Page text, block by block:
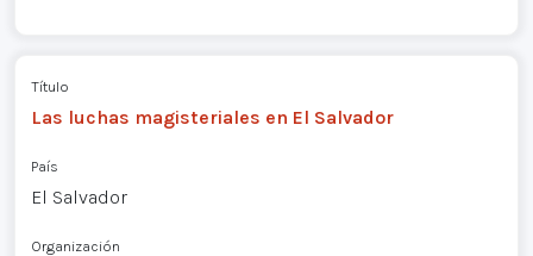
Título
Las luchas magisteriales en El Salvador
País
El Salvador
Organización